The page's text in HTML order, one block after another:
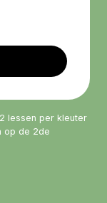
lessen per kleuter
op de 2de